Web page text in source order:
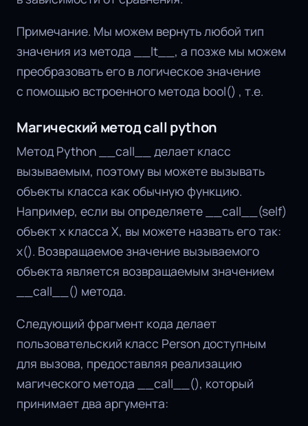
Примечание. Мы можем вернуть любой тип
значения из метода __lt__, а позже мы можем
преобразовать его в логическое значение
с помощью встроенного метода bool() , т.е.
Магический метод call python
Метод Python __call__ делает класс
вызываемым, поэтому вы можете вызывать
объекты класса как обычную функцию.
Например, если вы определяете __call__(self)
объект x класса X, вы можете назвать его так:
x(). Возвращаемое значение вызываемого
объекта является возвращаемым значением
__call__() метода.
Следующий фрагмент кода делает
пользовательский класс Person доступным
для вызова, предоставляя реализацию
магического метода __call__(), который
принимает два аргумента: